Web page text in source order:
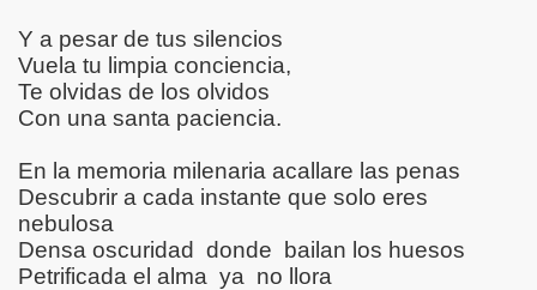
Y a pesar de tus silencios
Vuela tu limpia conciencia,
Te olvidas de los olvidos
Con una santa paciencia.
En la memoria milenaria acallare las penas
Descubrir a cada instante que solo eres
nebulosa
Densa oscuridad
donde
bailan los huesos
Petrificada el alma ya no llora
REFLEXIVOS - LOCURAS POÉTICAS
POETAS
RELATOS